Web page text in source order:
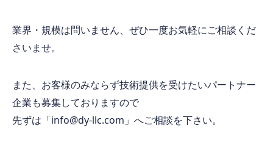
業界・規模は問いません、ぜひ一度お気軽にご相談くだ
さいませ。
また、お客様のみならず技術提供を受けたいパートナー
企業も募集しておりますので
先ずは「info@dy-llc.com 」へご相談を下さい。